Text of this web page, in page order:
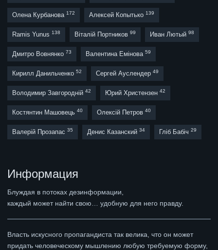
Олена Курбанова 172 Алексей Копытько 139
Ramis Yunus 138 Віталій Портников 99 Иван Лютый 98
Дмитро Вовнянко 73 Валентина Емінова 59
Кирилл Данильченко 52 Сергей Ауслендер 49
Володимир Завгородній 42 Юрий Христензен 42
Костянтин Машовець 40 Олексій Петров 40
Валерій Прозапас 35 Денис Казанский 34 Гліб Бабіч 29
Информация
Блуждая в потоках дезинформации,
каждый может найти свою… удобную для него правду.
Власть искусного пропагандиста так велика, что он может
придать человеческому мышлению любую требуемую форму,